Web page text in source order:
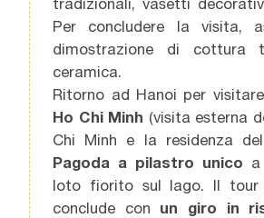
Per concludere la visita,
dimostrazione di cottura
ceramica.
Ritorno ad Hanoi per
Ho Chi Minh (visita esterna
Chi Minh e la residenza
Pagoda a pilastro unico
loto fiorito sul lago. Il tour
conclude con un giro in